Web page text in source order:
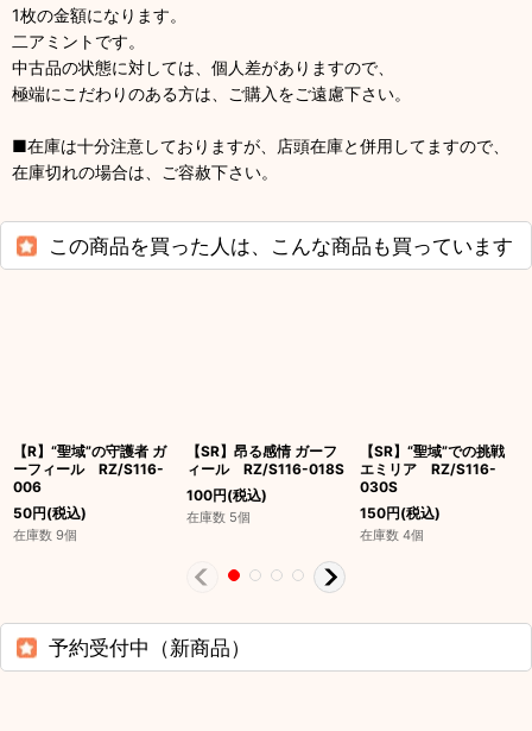
1枚の金額になります。
二アミントです。
中古品の状態に対しては、個人差がありますので、
極端にこだわりのある方は、ご購入をご遠慮下さい。
■在庫は十分注意しておりますが、店頭在庫と併用してますので、
在庫切れの場合は、ご容赦下さい。
この商品を買った人は、こんな商品も買っています
【R】“聖域”の守護者 ガ
ーフィール RZ/S116-
006
50円(税込)
在庫数 9個
【SR】昂る感情 ガーフ
ィール RZ/S116-018S
100円(税込)
在庫数 5個
【SR】“聖域”での挑戦
エミリア RZ/S116-
030S
150円(税込)
在庫数 4個
予約受付中（新商品）